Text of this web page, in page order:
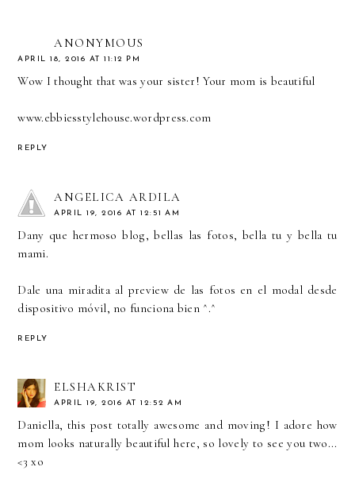
ANONYMOUS
APRIL 18, 2016 AT 11:12 PM
Wow I thought that was your sister! Your mom is beautiful
www.ebbiesstylehouse.wordpress.com
REPLY
ANGELICA ARDILA
APRIL 19, 2016 AT 12:51 AM
Dany que hermoso blog, bellas las fotos, bella tu y bella tu
mami.
Dale una miradita al preview de las fotos en el modal desde
dispositivo móvil, no funciona bien ^.^
REPLY
ELSHAKRIST
APRIL 19, 2016 AT 12:52 AM
Daniella, this post totally awesome and moving! I adore how
mom looks naturally beautiful here, so lovely to see you two...
<3 xo